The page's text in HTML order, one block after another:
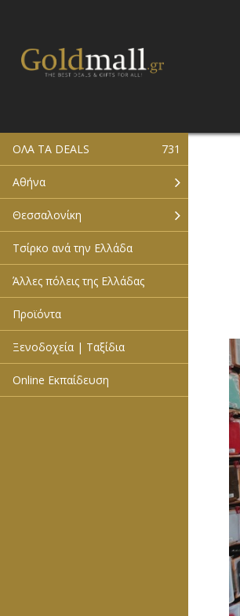
ΟΛΑ ΤΑ DEALS 731
Αθήνα
Θεσσαλονίκη
Τσίρκο ανά την Ελλάδα
Άλλες πόλεις της Ελλάδας
Προϊόντα
Ξενοδοχεία | Ταξίδια
Online Εκπαίδευση